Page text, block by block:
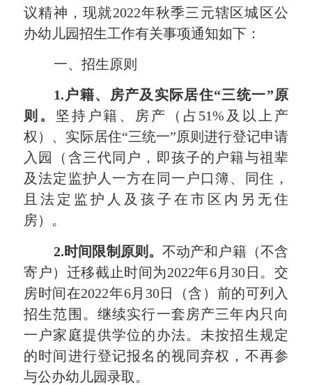
议精神，现就2022年秋季三元辖区城区公
办幼儿园招生工作有关事项通知如下：
一、招生原则
1.户籍、 房产及实际居住“三统一”原
则。 坚持 户籍 、房产（占 51%及以上产
权）、实际居住“三统一”原则进行登记申请
入 园（含三代同户，即孩子的户籍与祖辈
及法定监护人一方在同一户口簿、同住，
且法定监护人及孩子在市区内另无住
房）。
2.时间限制原则。 不动产和户籍（不含
寄户）迁移截止时间为2022年6 月 30 日。交
房时间在2022年6月 30日（含 ）前的可列入
招生范围。继续实行一套房产三年内只向
一户家庭提供学位的办法。未按招生规定
的时间进行登记报名的视同弃权，不再参
与公办幼儿园录取。